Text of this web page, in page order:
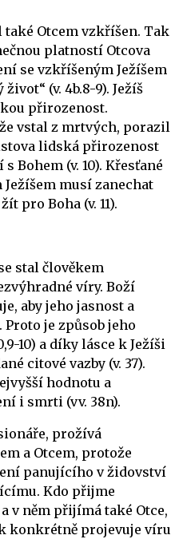
také Otcem vzkříšen. Tak
platností Otcova
se vzkříšeným Ježíšem
(v. 4b.8-9). Ježíš
přirozenost.
vstal z mrtvých, porazil
lidská přirozenost
Bohem (v. 10). Křesťané
musí zanechat
pro Boha (v. 11).
stal člověkem
víry. Boží
aby jeho jasnost a
je způsob jeho
10) a díky lásce k Ježíši
citové vazby (v. 37).
hodnotu a
i smrti (vv. 38n).
prožívá
a Otcem, protože
panujícího v židovství
Kdo přijme
v něm přijímá také Otce,
konkrétně projevuje víru